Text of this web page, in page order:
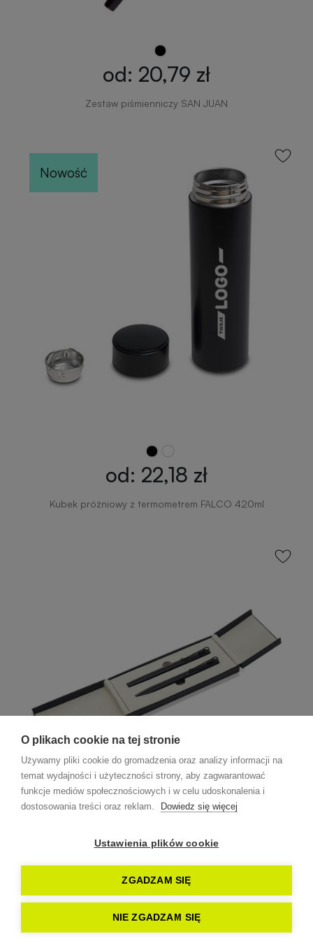
O plikach cookie na tej stronie
Używamy pliki cookie do gromadzenia oraz analizy informacji na
temat wydajności i użyteczności strony, aby zagwarantować
funkcje mediów społecznościowych i w celu udoskonalenia i
dostosowania treści oraz reklam.
Dowiedz się więcej
Ustawienia plików cookie
ZGADZAM SIĘ
NIE ZGADZAM SIĘ
od: 20,79 zł
Zestaw piśmienniczy SAN JUAN
Nowość
od: 22,18 zł
Kubek próżniowy z termometrem FALCO 420ml
od: 27,74 zł
Zestaw piśmienniczy Pedri